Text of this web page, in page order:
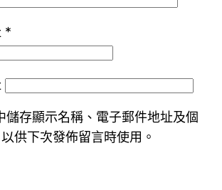
*
儲存顯示名稱、電子郵件地址及個
供下次發佈留言時使用。